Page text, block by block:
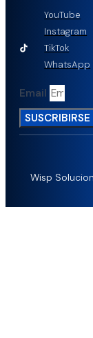
YouTube
Instagram
TikTok
WhatsApp
Email
SUSCRIBIRSE
Wisp